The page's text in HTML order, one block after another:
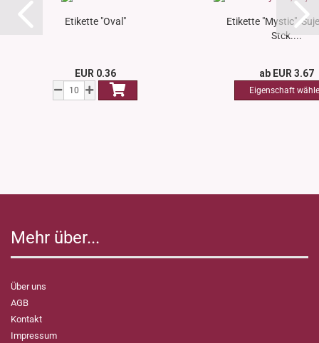
Etikette "Oval"
EUR 0.36
Etikette "Mystic",
Stck....
ab EUR 3.67
Mehr über...
Über uns
AGB
Kontakt
Impressum